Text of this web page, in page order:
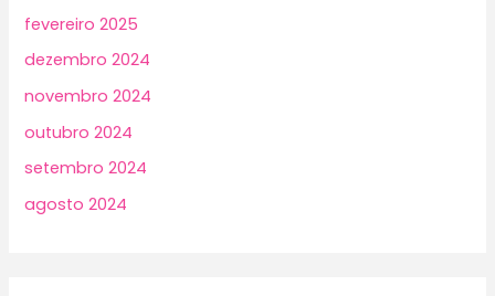
fevereiro 2025
dezembro 2024
novembro 2024
outubro 2024
setembro 2024
agosto 2024